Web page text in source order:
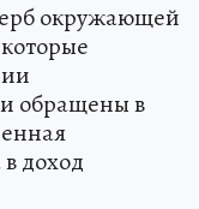
окружающей
обращены в
доход